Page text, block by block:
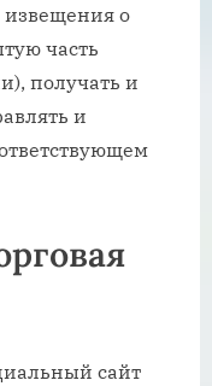
о
часть
получать и
и
сайт